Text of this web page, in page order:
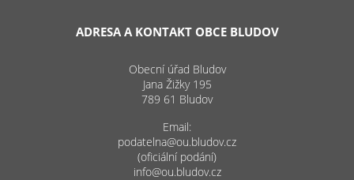
ADRESA A KONTAKT OBCE BLUDOV
Obecní úřad Bludov
Jana Žižky 195
789 61 Bludov
Email:
podatelna@ou.bludov.cz
(oficiální podání)
info@ou.bludov.cz